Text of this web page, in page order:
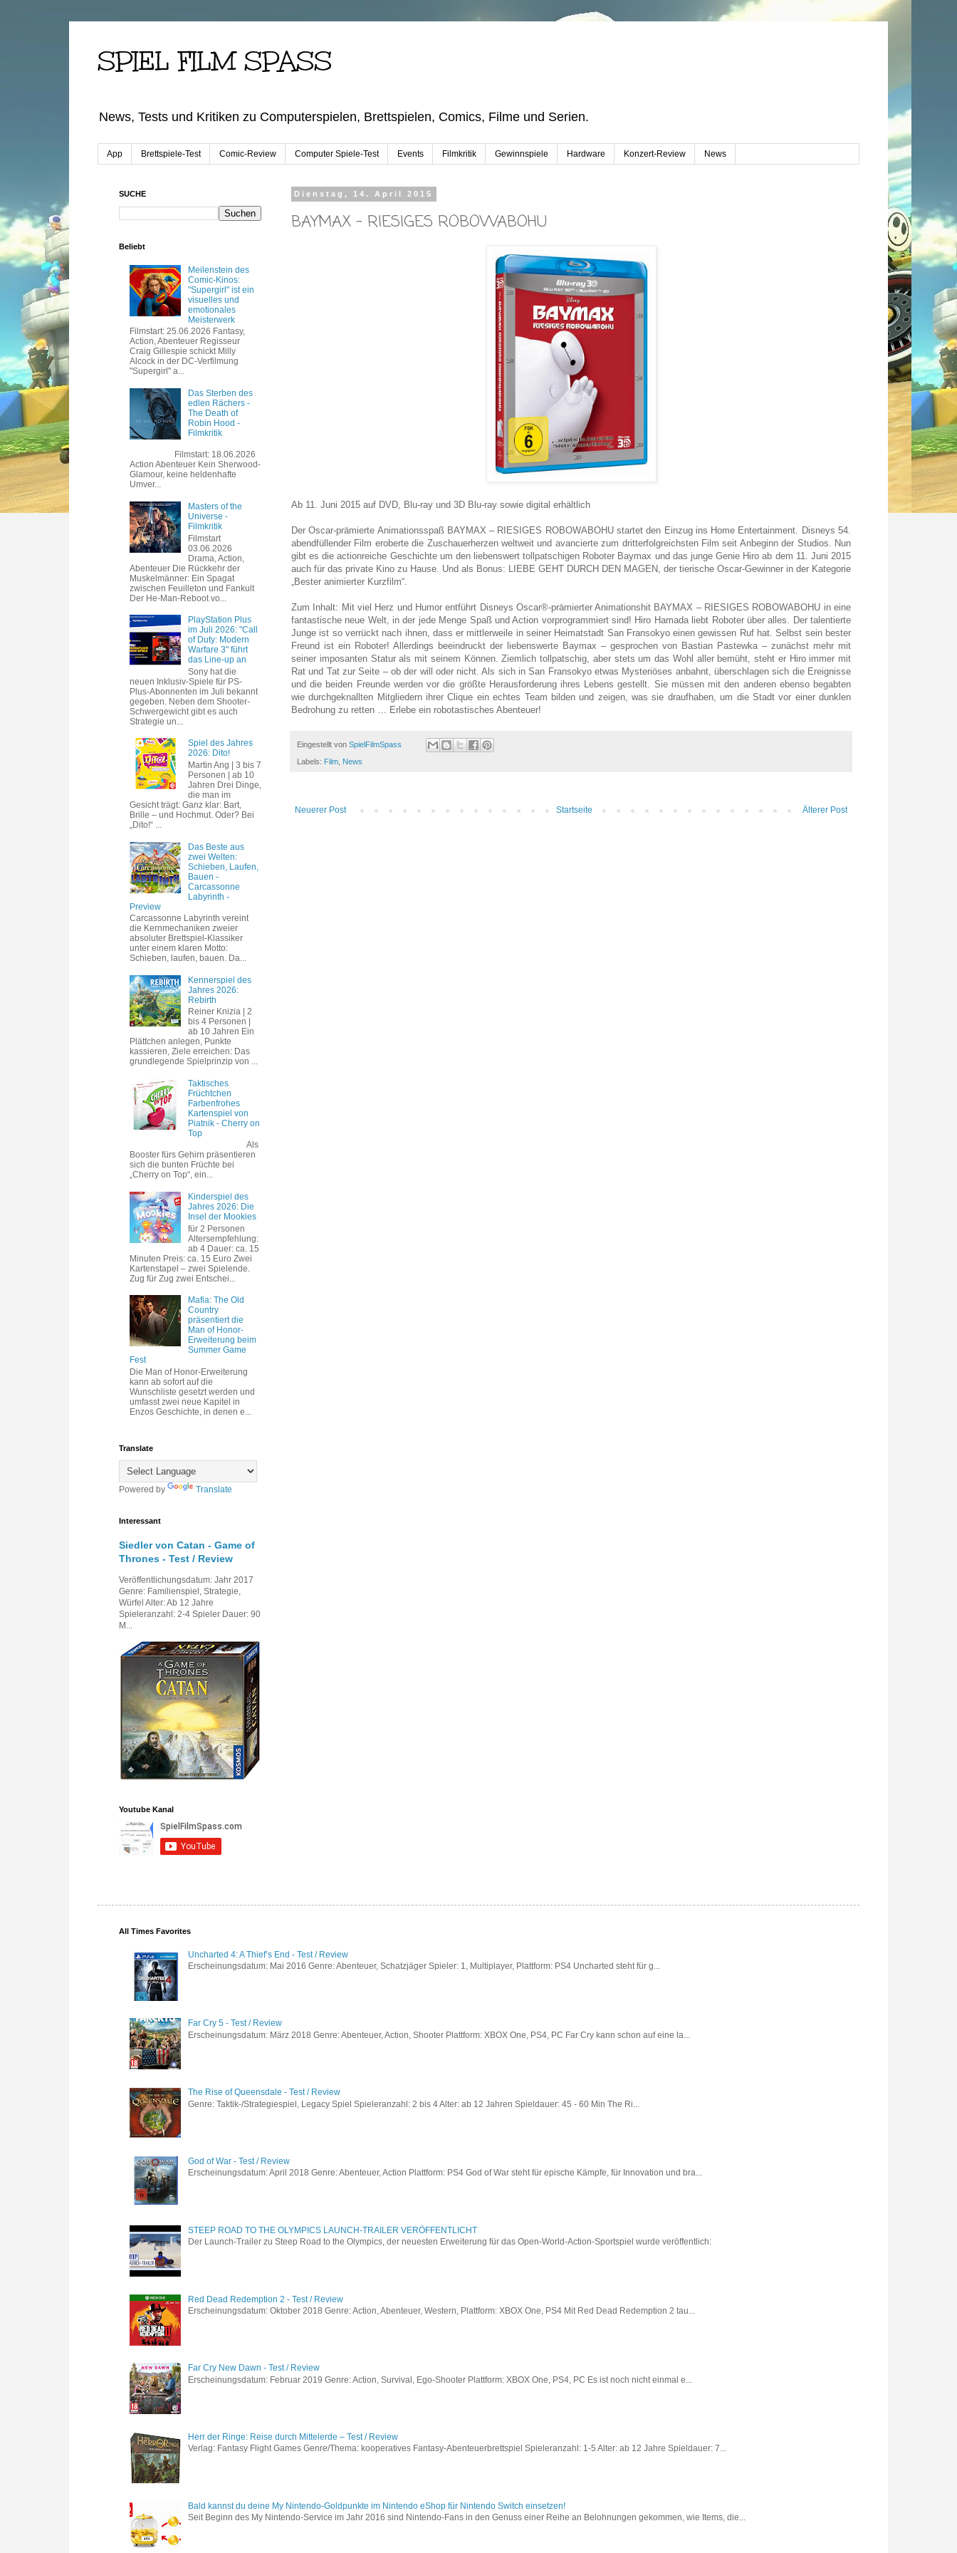
SPIEL FILM SPASS
News, Tests und Kritiken zu Computerspielen, Brettspielen, Comics, Filme und Serien.
App Brettspiele-Test Comic-Review Computer Spiele-Test Events Filmkritik Gewinnspiele Hardware Konzert-Review News
Dienstag, 14. April 2015
BAYMAX – RIESIGES ROBOWABOHU
Ab 11. Juni 2015 auf DVD, Blu-ray und 3D Blu-ray sowie digital erhältlich
Der Oscar-prämierte Animationsspaß BAYMAX – RIESIGES ROBOWABOHU startet den Einzug ins Home Entertainment. Disneys 54.
abendfüllender Film eroberte die Zuschauerherzen weltweit und avancierte zum dritterfolgreichsten Film seit Anbeginn der Studios. Nun
gibt es die actionreiche Geschichte um den liebenswert tollpatschigen Roboter Baymax und das junge Genie Hiro ab dem 11. Juni 2015
auch für das private Kino zu Hause. Und als Bonus: LIEBE GEHT DURCH DEN MAGEN, der tierische Oscar-Gewinner in der Kategorie
„Bester animierter Kurzfilm“.
Zum Inhalt: Mit viel Herz und Humor entführt Disneys Oscar®-prämierter Animationshit BAYMAX – RIESIGES ROBOWABOHU in eine
fantastische neue Welt, in der jede Menge Spaß und Action vorprogrammiert sind! Hiro Hamada liebt Roboter über alles. Der talentierte
Junge ist so verrückt nach ihnen, dass er mittlerweile in seiner Heimatstadt San Fransokyo einen gewissen Ruf hat. Selbst sein bester
Freund ist ein Roboter! Allerdings beeindruckt der liebenswerte Baymax – gesprochen von Bastian Pastewka – zunächst mehr mit
seiner imposanten Statur als mit seinem Können. Ziemlich tollpatschig, aber stets um das Wohl aller bemüht, steht er Hiro immer mit
Rat und Tat zur Seite – ob der will oder nicht. Als sich in San Fransokyo etwas Mysteriöses anbahnt, überschlagen sich die Ereignisse
und die beiden Freunde werden vor die größte Herausforderung ihres Lebens gestellt. Sie müssen mit den anderen ebenso begabten
wie durchgeknallten Mitgliedern ihrer Clique ein echtes Team bilden und zeigen, was sie draufhaben, um die Stadt vor einer dunklen
Bedrohung zu retten … Erlebe ein robotastisches Abenteuer!
Eingestellt von SpielFilmSpass
Labels: Film, News
Neuerer Post Älterer Post
Startseite
SUCHE
Beliebt
Meilenstein des
Comic-Kinos:
"Supergirl" ist ein
visuelles und
emotionales
Meisterwerk
Filmstart: 25.06.2026 Fantasy,
Action, Abenteuer Regisseur
Craig Gillespie schickt Milly
Alcock in der DC-Verfilmung
"Supergirl" a...
Das Sterben des
edlen Rächers -
The Death of
Robin Hood -
Filmkritik
Filmstart: 18.06.2026
Action Abenteuer Kein Sherwood-
Glamour, keine heldenhafte
Umver...
Masters of the
Universe -
Filmkritik
Filmstart
03.06.2026
Drama, Action,
Abenteuer Die Rückkehr der
Muskelmänner: Ein Spagat
zwischen Feuilleton und Fankult
Der He-Man-Reboot vo...
PlayStation Plus
im Juli 2026: "Call
of Duty: Modern
Warfare 3" führt
das Line-up an
Sony hat die
neuen Inklusiv-Spiele für PS-
Plus-Abonnenten im Juli bekannt
gegeben. Neben dem Shooter-
Schwergewicht gibt es auch
Strategie un...
Spiel des Jahres
2026: Dito!
Martin Ang | 3 bis 7
Personen | ab 10
Jahren Drei Dinge,
die man im
Gesicht trägt: Ganz klar: Bart,
Brille – und Hochmut. Oder? Bei
„Dito!“ ...
Das Beste aus
zwei Welten:
Schieben, Laufen,
Bauen -
Carcassonne
Labyrinth -
Preview
Carcassonne Labyrinth vereint
die Kernmechaniken zweier
absoluter Brettspiel-Klassiker
unter einem klaren Motto:
Schieben, laufen, bauen. Da...
Kennerspiel des
Jahres 2026:
Rebirth
Reiner Knizia | 2
bis 4 Personen |
ab 10 Jahren Ein
Plättchen anlegen, Punkte
kassieren, Ziele erreichen: Das
grundlegende Spielprinzip von ...
Taktisches
Früchtchen
Farbenfrohes
Kartenspiel von
Piatnik - Cherry on
Top
Als
Booster fürs Gehirn präsentieren
sich die bunten Früchte bei
„Cherry on Top“, ein...
Kinderspiel des
Jahres 2026: Die
Insel der Mookies
für 2 Personen
Altersempfehlung:
ab 4 Dauer: ca. 15
Minuten Preis: ca. 15 Euro Zwei
Kartenstapel – zwei Spielende.
Zug für Zug zwei Entschei...
Mafia: The Old
Country
präsentiert die
Man of Honor-
Erweiterung beim
Summer Game
Fest
Die Man of Honor-Erweiterung
kann ab sofort auf die
Wunschliste gesetzt werden und
umfasst zwei neue Kapitel in
Enzos Geschichte, in denen e...
Translate
Powered by Translate
Interessant
Siedler von Catan - Game of
Thrones - Test / Review
Veröffentlichungsdatum: Jahr 2017
Genre: Familienspiel, Strategie,
Würfel Alter: Ab 12 Jahre
Spieleranzahl: 2-4 Spieler Dauer: 90
M...
Youtube Kanal
All Times Favorites
Uncharted 4: A Thief’s End - Test / Review
Erscheinungsdatum: Mai 2016 Genre: Abenteuer, Schatzjäger Spieler: 1, Multiplayer, Plattform: PS4 Uncharted steht für g...
Far Cry 5 - Test / Review
Erscheinungsdatum: März 2018 Genre: Abenteuer, Action, Shooter Plattform: XBOX One, PS4, PC Far Cry kann schon auf eine la...
The Rise of Queensdale - Test / Review
Genre: Taktik-/Strategiespiel, Legacy Spiel Spieleranzahl: 2 bis 4 Alter: ab 12 Jahren Spieldauer: 45 - 60 Min The Ri...
God of War - Test / Review
Erscheinungsdatum: April 2018 Genre: Abenteuer, Action Plattform: PS4 God of War steht für epische Kämpfe, für Innovation und bra...
STEEP ROAD TO THE OLYMPICS LAUNCH-TRAILER VERÖFFENTLICHT
Der Launch-Trailer zu Steep Road to the Olympics, der neuesten Erweiterung für das Open-World-Action-Sportspiel wurde veröffentlich:
Red Dead Redemption 2 - Test / Review
Erscheinungsdatum: Oktober 2018 Genre: Action, Abenteuer, Western, Plattform: XBOX One, PS4 Mit Red Dead Redemption 2 tau...
Far Cry New Dawn - Test / Review
Erscheinungsdatum: Februar 2019 Genre: Action, Survival, Ego-Shooter Plattform: XBOX One, PS4, PC Es ist noch nicht einmal e...
Herr der Ringe: Reise durch Mittelerde – Test / Review
Verlag: Fantasy Flight Games Genre/Thema: kooperatives Fantasy-Abenteuerbrettspiel Spieleranzahl: 1-5 Alter: ab 12 Jahre Spieldauer: 7...
Bald kannst du deine My Nintendo-Goldpunkte im Nintendo eShop für Nintendo Switch einsetzen!
Seit Beginn des My Nintendo-Service im Jahr 2016 sind Nintendo-Fans in den Genuss einer Reihe an Belohnungen gekommen, wie Items, die...